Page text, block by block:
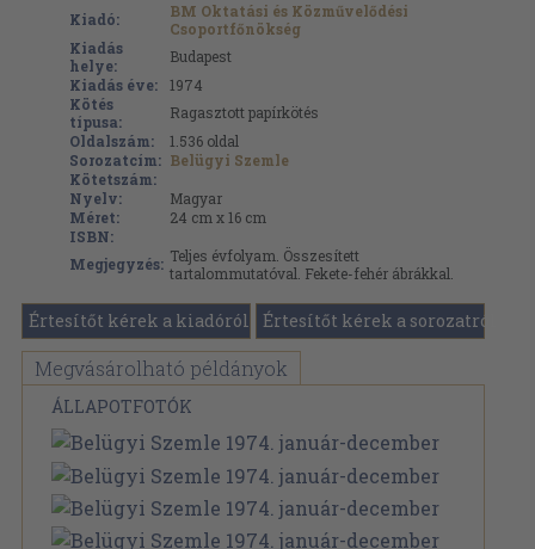
Kiadó:
BM Oktatási és Közművelődési
Csoportfőnökség
Kiadás
helye:
Budapest
Kiadás éve:
1974
Kötés
típusa:
Ragasztott papírkötés
Oldalszám:
1.536 oldal
Sorozatcím: Belügyi Szemle
Kötetszám:
Nyelv:
Magyar
Méret:
24 cm x 16 cm
ISBN:
Megjegyzés: Teljes évfolyam. Összesített
tartalommutatóval. Fekete-fehér ábrákkal.
Értesítőt kérek a kiadóról Értesítőt kérek a sorozatról
Megvásárolható példányok
ÁLLAPOTFOTÓK